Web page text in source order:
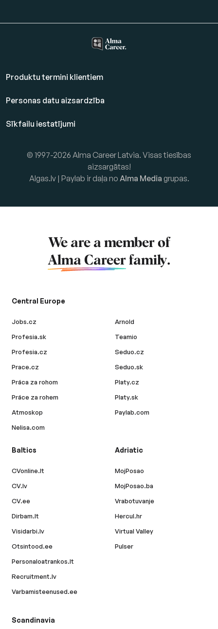
Produktu termini klientiem
Personas datu aizsardzība
Sīkfailu iestatījumi
© 1997-2026 Alma Career Latvia. Visas tiesības
aizsargātas!
Algas.lv | Paylab ir daļa no Alma Media grupas.
We are a member of
Alma Career family.
Central Europe
Jobs.cz
Profesia.sk
Profesia.cz
Prace.cz
Práca za rohom
Práce za rohem
Atmoskop
Nelisa.com
Arnold
Teamio
Seduo.cz
Seduo.sk
Platy.cz
Platy.sk
Paylab.com
Baltics
CVonline.lt
CV.lv
CV.ee
Dirbam.lt
Visidarbi.lv
Otsintood.ee
Personaloatrankos.lt
Recruitment.lv
Varbamisteenused.ee
Adriatic
MojPosao
MojPosao.ba
Vrabotuvanje
Hercul.hr
Virtual Valley
Pulser
Scandinavia